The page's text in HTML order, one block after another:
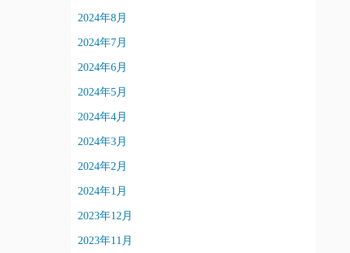
2024年8月
2024年7月
2024年6月
2024年5月
2024年4月
2024年3月
2024年2月
2024年1月
2023年12月
2023年11月